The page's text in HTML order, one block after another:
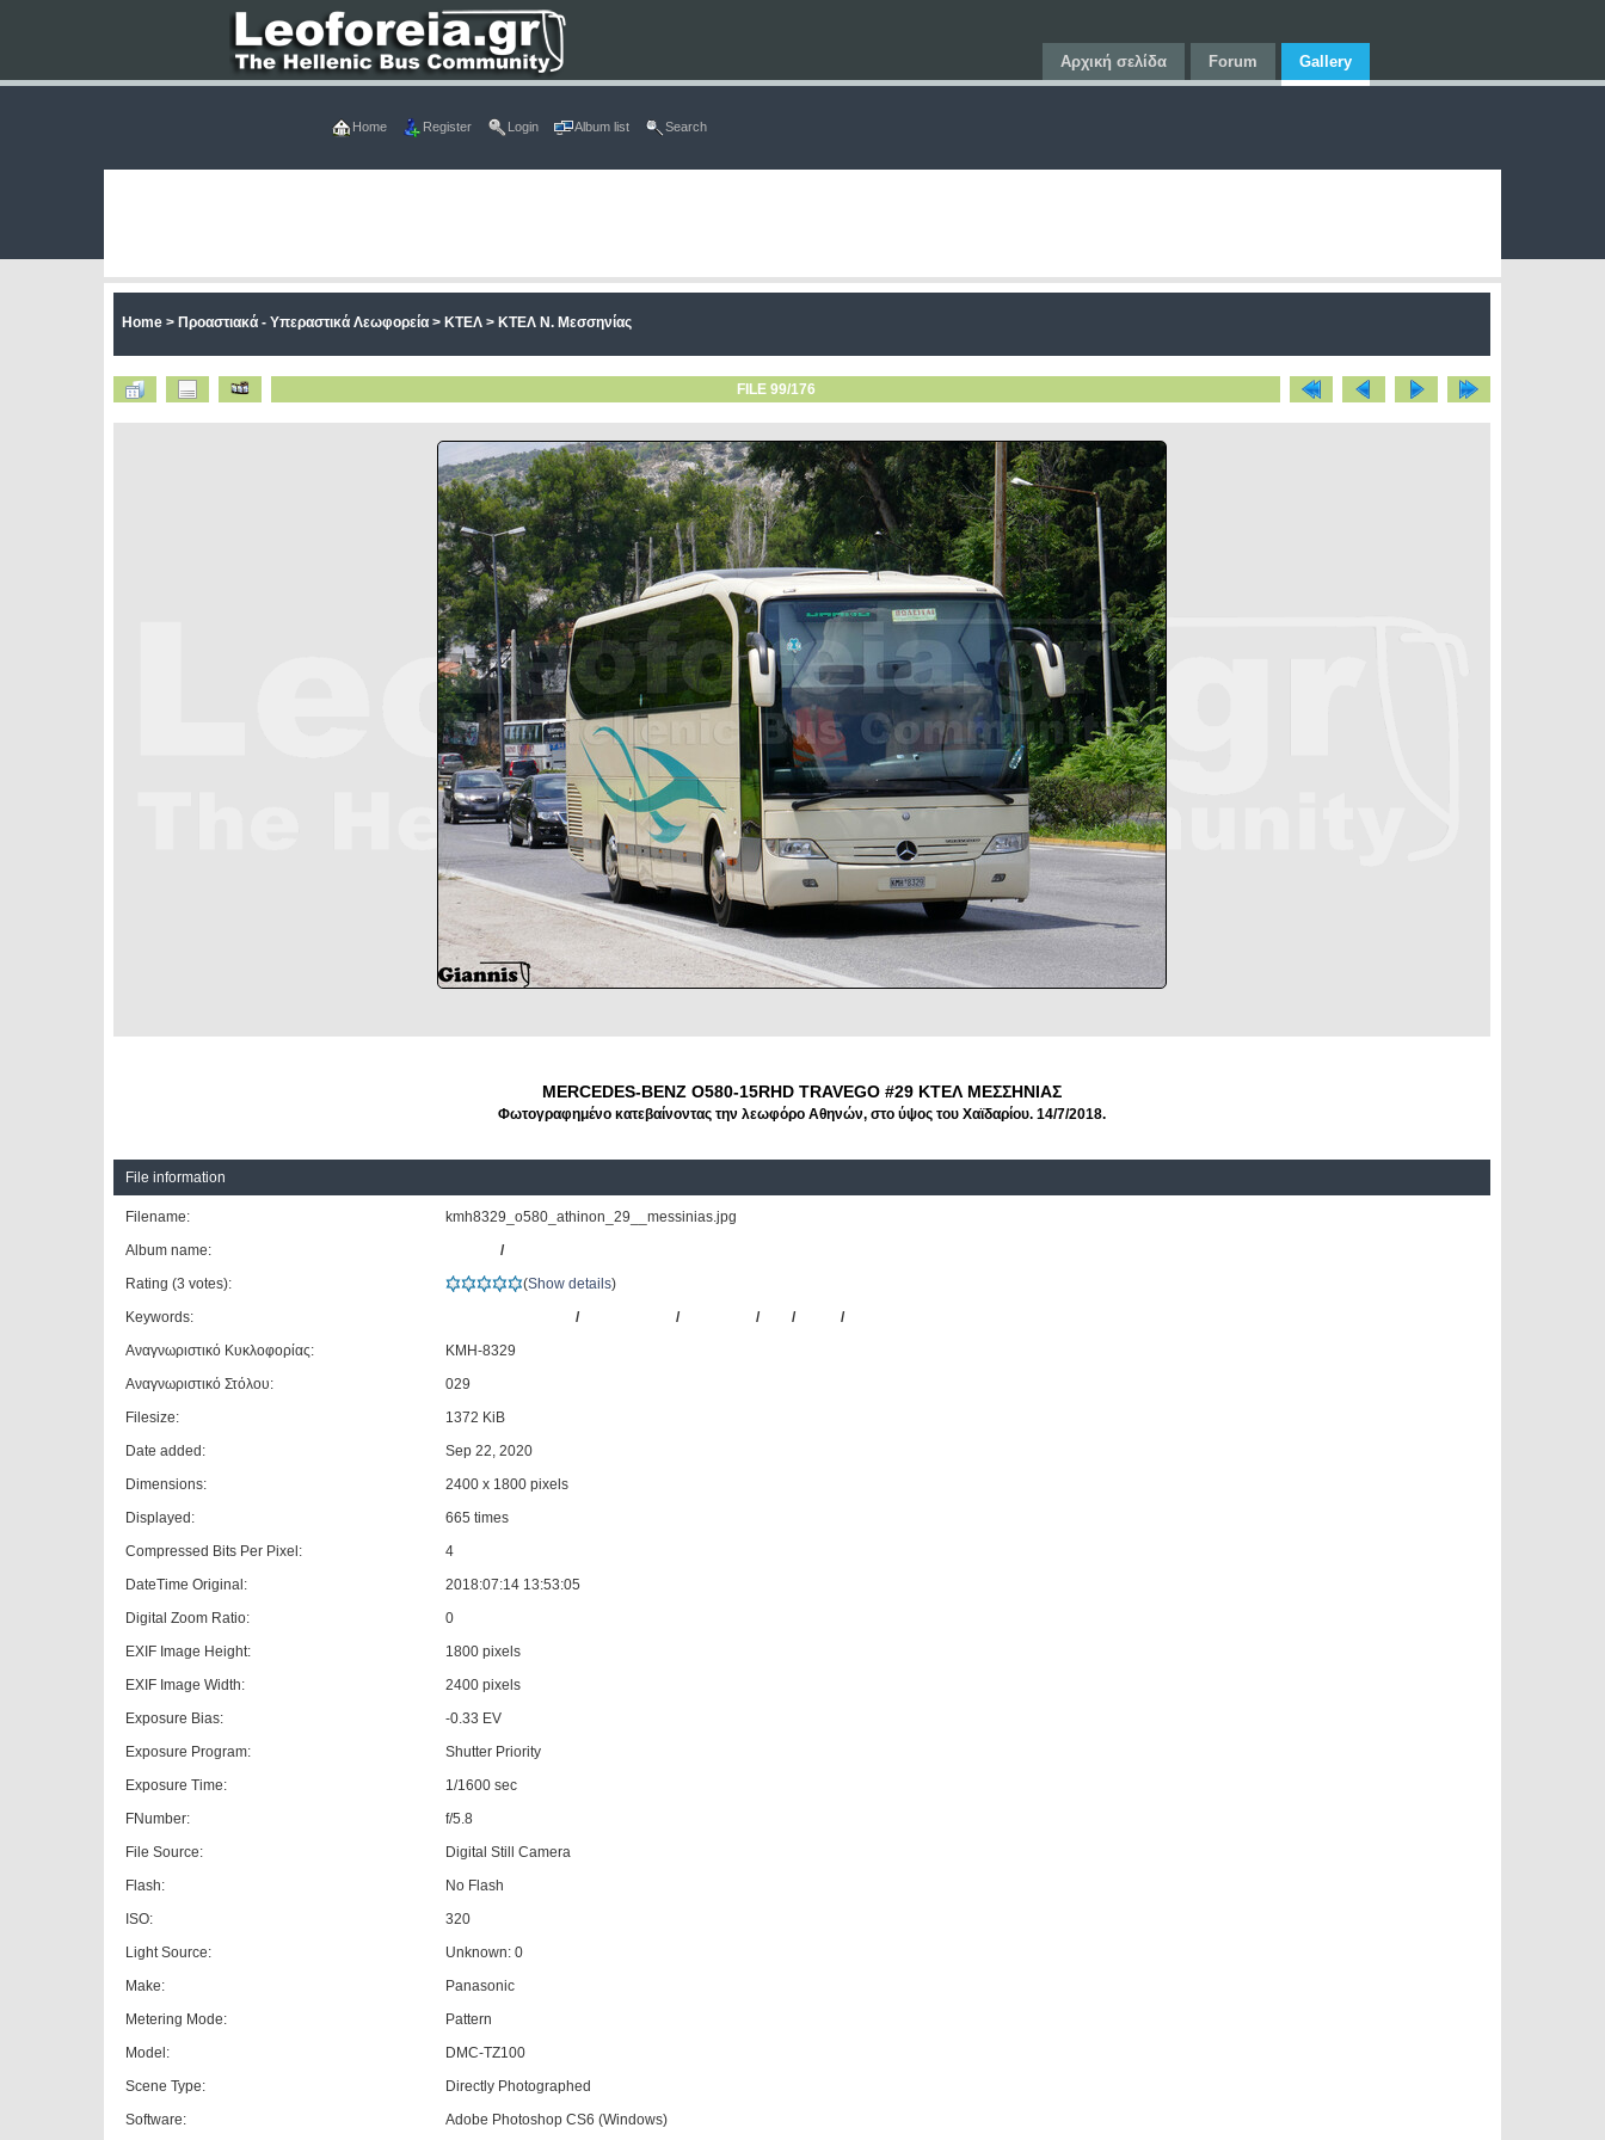
Αρχική σελίδα Forum Gallery
Home Register Login Album list Search
Home > Προαστιακά - Υπεραστικά Λεωφορεία > ΚΤΕΛ > ΚΤΕΛ Ν. Μεσσηνίας
FILE 99/176
MERCEDES-BENZ O580-15RHD TRAVEGO #29 ΚΤΕΛ ΜΕΣΣΗΝΙΑΣ
Φωτογραφημένο κατεβαίνοντας την λεωφόρο Αθηνών, στο ύψος του Χαϊδαρίου. 14/7/2018.
File information
Filename:
kmh8329_o580_athinon_29__messinias.jpg
Album name:
/
Rating (3 votes):
(Show details)
Keywords:
/ / / / /
Αναγνωριστικό Κυκλοφορίας:
ΚΜΗ-8329
Αναγνωριστικό Στόλου:
029
Filesize:
1372 KiB
Date added:
Sep 22, 2020
Dimensions:
2400 x 1800 pixels
Displayed:
665 times
Compressed Bits Per Pixel:
4
DateTime Original:
2018:07:14 13:53:05
Digital Zoom Ratio:
0
EXIF Image Height:
1800 pixels
EXIF Image Width:
2400 pixels
Exposure Bias:
-0.33 EV
Exposure Program:
Shutter Priority
Exposure Time:
1/1600 sec
FNumber:
f/5.8
File Source:
Digital Still Camera
Flash:
No Flash
ISO:
320
Light Source:
Unknown: 0
Make:
Panasonic
Metering Mode:
Pattern
Model:
DMC-TZ100
Scene Type:
Directly Photographed
Software:
Adobe Photoshop CS6 (Windows)